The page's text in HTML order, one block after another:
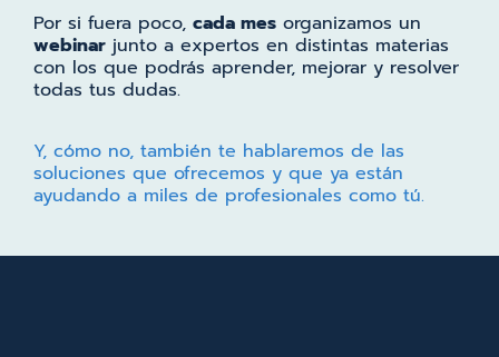
Por si fuera poco, cada mes organizamos un
webinar junto a expertos en distintas materias
con los que podrás aprender, mejorar y resolver
todas tus dudas.
Y, cómo no, también te hablaremos de las
soluciones que ofrecemos y que ya están
ayudando a miles de profesionales como tú.